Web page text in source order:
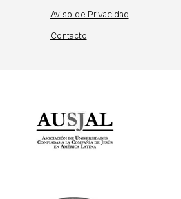
Aviso de Privacidad
Contacto